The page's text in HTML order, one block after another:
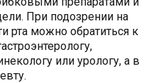
При подозрении на
рта можно обратиться к
или урологу, а в